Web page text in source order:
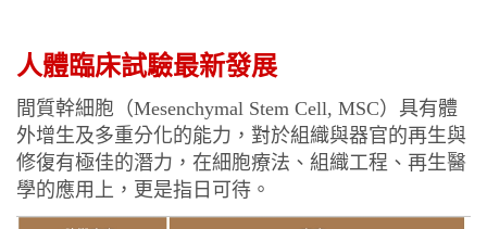
人體臨床試驗最新發展
間質幹細胞（Mesenchymal Stem Cell, MSC）具有體
外增生及多重分化的能力，對於組織與器官的再生與
修復有極佳的潛力，在細胞療法、組織工程、再生醫
學的應用上，更是指日可待。